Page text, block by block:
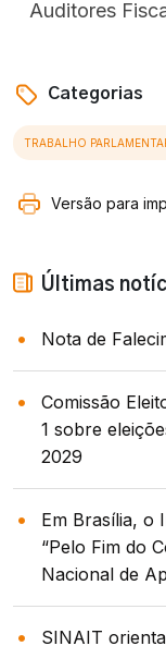
Auditores
Categorias
TRABALHO
Versão para
Últimas
Nota de
Comissão
1 sobre
2029
Em Brasília, o
“Pelo Fim do
Nacional de
SINAIT